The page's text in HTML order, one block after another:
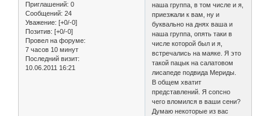
Приглашений: 0
Сообщений: 24
Уважение: [+0/-0]
Позитив: [+0/-0]
Провел на форуме:
7 часов 10 минут
Последний визит:
10.06.2011 16:21
наша группа, в том числе и я,
приезжали к вам, ну и
буквально на днях ваша и
наша группа, опять таки в
числе которой был и я,
встречались на маяке. Я это
такой пацык на салатовом
лисапеде подвида Мериды.
В общем хватит
представлений. Я сопсно
чего вломился в ваши сени?
Думаю некоторые из вас